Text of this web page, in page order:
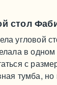
стол
угловой
в
с
тумба,